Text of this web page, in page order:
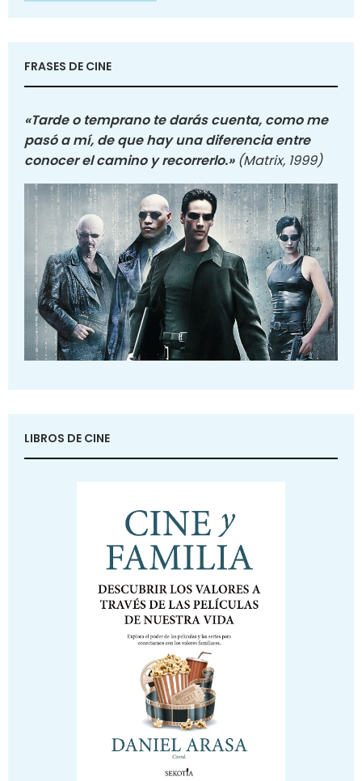
FRASES DE CINE
«Tarde o temprano te darás cuenta, como me
pasó a mí, de que hay una diferencia entre
conocer el camino y recorrerlo.» (Matrix, 1999)
LIBROS DE CINE